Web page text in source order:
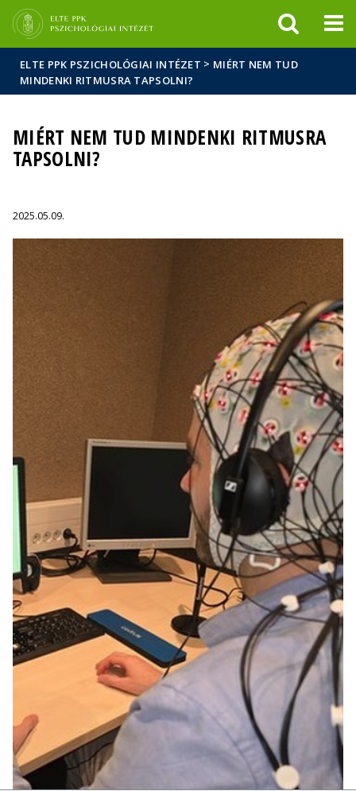
sajtóban
ELTE PPK PSZICHOLÓGIAI INTÉZET > MIÉRT NEM TUD
MINDENKI RITMUSRA TAPSOLNI?
MIÉRT NEM TUD MINDENKI RITMUSRA
TAPSOLNI?
2025.05.09.